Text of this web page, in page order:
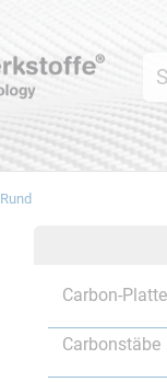
Rund
Carbon-
Carbonstäbe